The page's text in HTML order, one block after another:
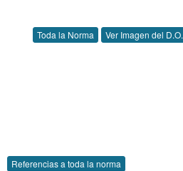
Toda la Norma Ver Imagen del D.O.
Referencias a toda la norma